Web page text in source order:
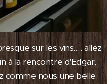
sur les vins..... allez
à la rencontre d'Edgar,
comme nous une belle